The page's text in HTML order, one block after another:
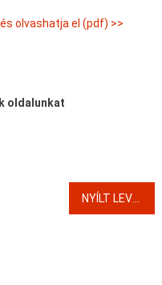
olvashatja el (pdf) >>
oldalunkat
NYÍLT LEVÉL KECSKEMÉT POLGÁRMESTER ASSZONYÁNAK, MATOLCSY ROKONÁNAK